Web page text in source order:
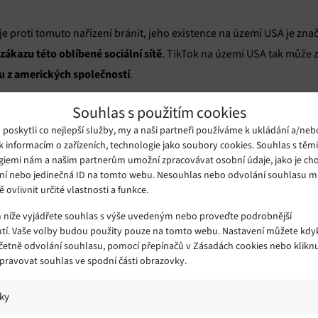
Souhlas s použitím cookies
poskytli co nejlepší služby, my a naši partneři používáme k ukládání a/
informacím o zařízeních, technologie jako soubory cookies. Souhlas s
nám a našim partnerům umožní zpracovávat osobní údaje, jako je
nebo jedinečná ID na tomto webu. Nesouhlas nebo odvolání souhlasu
ovlivnit určité vlastnosti a funkce.
vyjádřete souhlas s výše uvedeným nebo proveďte podrobnější
Vaše volby budou použity pouze na tomto webu. Nastavení můžete
odvolání souhlasu, pomocí přepínačů v Zásadách cookies nebo
souhlas ve spodní části obrazovky.
proti tomuto nařízení bránit, jeho existence na území USA je
této oblíbené sociální sítě. TikTok na území USA tak
z amerických společností.
a nedávno se přidal takéTwitter, který o svých plánech
rozhodnutí, protože Twitter na rozdíl od Microsoftu
akvizice. Na druhou stranu Twitter je mnohem menší než
a TikToku, nová sociální platforma by pravděpodobně čelila
větší šance má Microsoft, jehož CEO Satya Nadella jižs
USA, Austrálie, Kanady a Nového Zélandu. Společnost přitom
teoreticky měli znát další podrobnosti.